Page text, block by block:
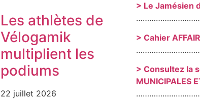
Les athlètes de
Vélogamik
multiplient les
podiums
22 juillet 2026
> Le Jamésien
> Cahier
> Consultez la
MUNICIPALES